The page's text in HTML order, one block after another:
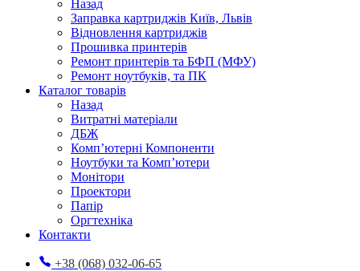
Назад
Заправка картриджів Київ, Львів
Відновлення картриджів
Прошивка принтерів
Ремонт принтерів та БФП (МФУ)
Ремонт ноутбуків, та ПК
Каталог товарів
Назад
Витратні матеріали
ДБЖ
Комп’ютерні Компоненти
Ноутбуки та Комп’ютери
Монітори
Проектори
Папір
Оргтехніка
Контакти
+38 (068) 032-06-65